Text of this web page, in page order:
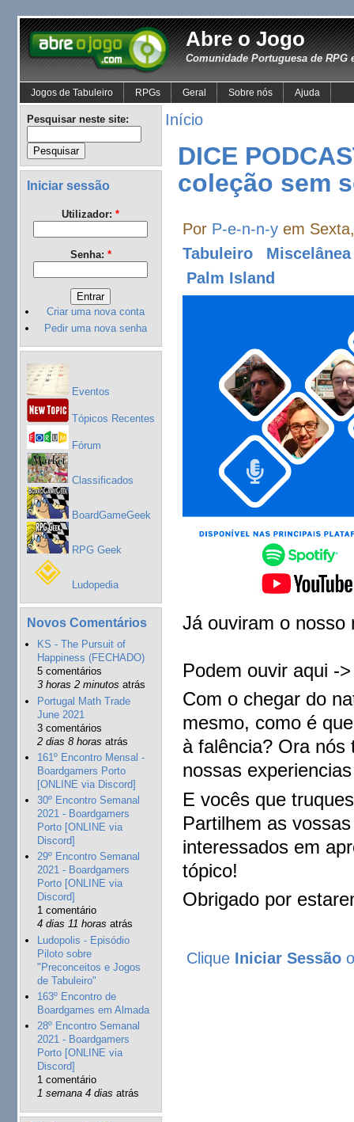
Abre o Jogo
Comunidade Portuguesa de RPG
Jogos de Tabuleiro RPGs Geral Sobre nós Ajuda
Pesquisar neste site:
Iniciar sessão
Utilizador: *
Senha: *
Criar uma nova conta
Pedir uma nova senha
Eventos
Tópicos Recentes
Fórum
Classificados
BoardGameGeek
RPG Geek
Ludopedia
Novos Comentários
KS - The Pursuit of
Happiness (FECHADO)
5 comentários
3 horas 2 minutos atrás
Portugal Math Trade
June 2021
3 comentários
2 dias 8 horas atrás
161º Encontro Mensal -
Boardgamers Porto
[ONLINE via Discord]
30º Encontro Semanal
2021 - Boardgamers
Porto [ONLINE via
Discord]
29º Encontro Semanal
2021 - Boardgamers
Porto [ONLINE via
Discord]
1 comentário
4 dias 11 horas atrás
Ludopolis - Episódio
Piloto sobre
"Preconceitos e Jogos
de Tabuleiro"
163º Encontro de
Boardgames em Almada
28º Encontro Semanal
2021 - Boardgamers
Porto [ONLINE via
Discord]
1 comentário
1 semana 4 dias atrás
Início
DICE
coleção sem
Por P-e-n-n-y em
Tabuleiro
Miscelânea
Palm Island
Já ouviram o nosso
Podem ouvir aqui -
Com o chegar do
mesmo, como é
à falência? Ora nós
nossas
E vocês que
Partilhem as
interessados em
tópico!
Obrigado por
Clique Iniciar Sessão